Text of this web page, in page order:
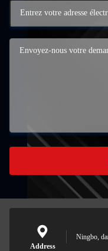
Address
Ningbo,